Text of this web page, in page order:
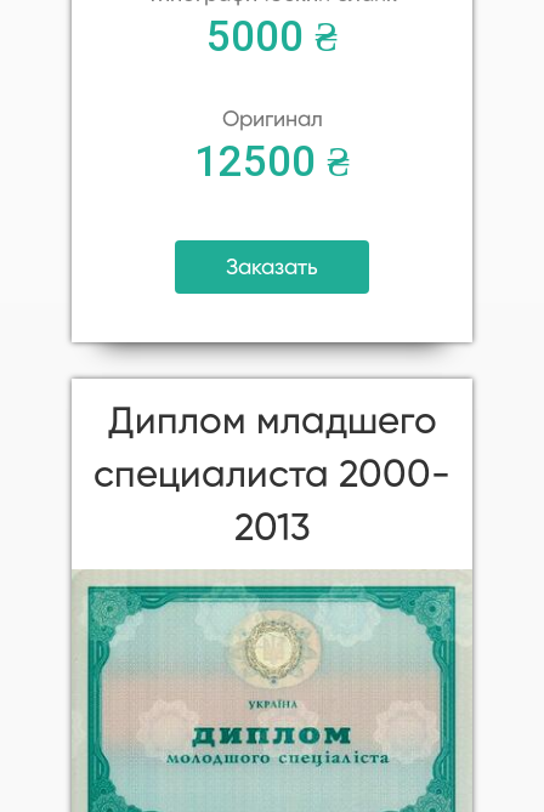
5000 ₴
Оригинал
12500 ₴
Заказать
Диплом младшего
специалиста 2000-
2013